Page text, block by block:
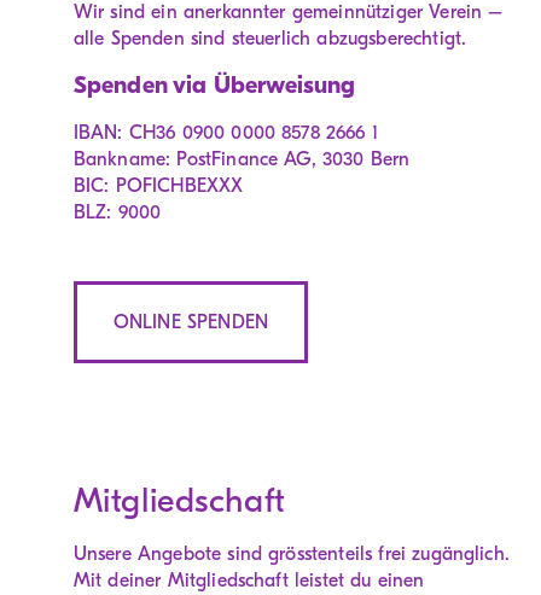
Wir sind ein anerkannter gemeinnütziger Verein –
alle Spenden sind steuerlich abzugsberechtigt.
Spenden via Überweisung
IBAN: CH36 0900 0000 8578 2666 1
Bankname: PostFinance AG, 3030 Bern
BIC: POFICHBEXXX
BLZ: 9000
ONLINE SPENDEN
Mitgliedschaft
Unsere Angebote sind grösstenteils frei zugänglich.
Mit deiner Mitgliedschaft leistet du einen